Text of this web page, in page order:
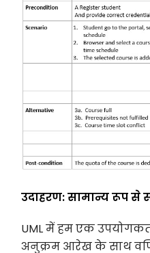
उदाहरण: सामान्य रूप से
UML में हम एक
अनुक्रम आरेख के साथ